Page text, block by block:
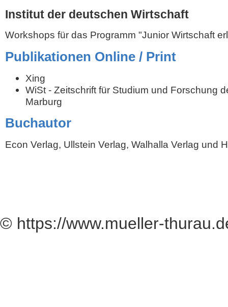
Institut der deutschen Wirtschaft
Workshops für das Programm "Junior Wirtschaft
Publikationen Online / Print
Xing
WiSt - Zeitschrift für Studium und Forschung
Marburg
Buchautor
Econ Verlag, Ullstein Verlag, Walhalla Verlag und
© https://www.mueller-